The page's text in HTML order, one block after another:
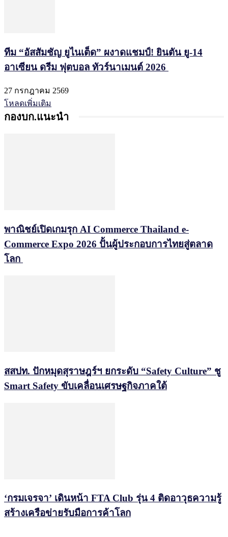
ทีม “อัสสัมชัญ ยูไนเต็ด” ผงาดแชมป์! ยินตัน ยู-14
อาเซียน ดรีม ฟุตบอล ทัวร์นาเมนต์ 2026
27 กรกฎาคม 2569
โหลดเพิ่มเติม
กองบก.แนะนำ
พาณิชย์เปิดเกมรุก AI Commerce Thailand e-
Commerce Expo 2026 ปั้นผู้ประกอบการไทยสู่ตลาด
โลก
สสปท. ปักหมุดสุราษฎร์ฯ ยกระดับ “Safety Culture” ชู
Smart Safety ขับเคลื่อนเศรษฐกิจภาคใต้
‘กรมเจรจา’ เดินหน้า FTA Club รุ่น 4 ติดอาวุธความรู้
สร้างเครือข่ายรับมือการค้าโลก